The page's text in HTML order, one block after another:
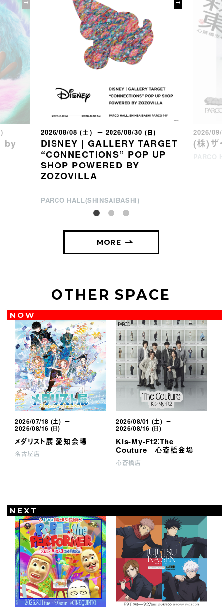
by
2026/08/08 (土) － 2026/08/30 (日)
DISNEY | GALLERY TARGET
“CONNECTIONS” POP UP
SHOP POWERED BY
ZOZOVILLA
PARCO HALL(SHINSAIBASHI)
2026/
(株)
MORE
OTHER SPACE
NOW
2026/07/18 (土) －
2026/08/16 (日)
メダリスト展 愛知会場
名古屋店
2026/08/01 (土) －
2026/08/16 (日)
Kis-My-Ft2：The
Couture 心斎橋会場
心斎橋店
NEXT